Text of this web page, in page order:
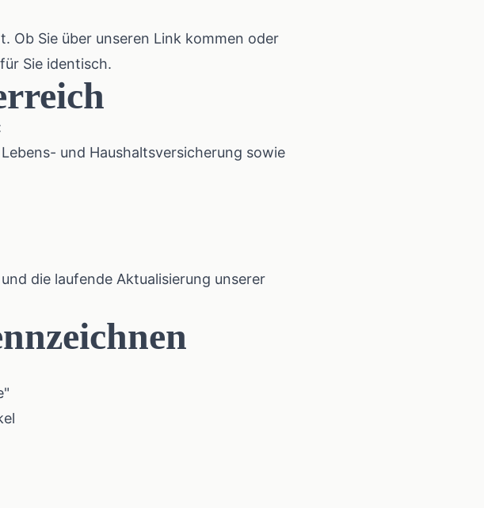
Ob Sie über unseren Link kommen oder
Sie identisch.
und Haushaltsversicherung sowie
die laufende Aktualisierung unserer